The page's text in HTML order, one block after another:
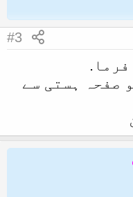
#3
صفحہ ہستی سے